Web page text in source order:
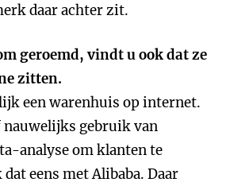
daar achter zit.
geroemd, vindt u ook dat ze
zitten.
een warenhuis op internet.
nauwelijks gebruik van
analyse om klanten te
eens met Alibaba. Daar